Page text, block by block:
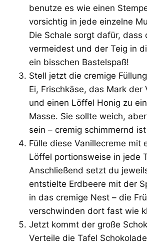
benutze es wie einen
vorsichtig in jede einzelne
Die Schale sorgt dafür, dass
vermeidest und der Teig in
ein bisschen Bastelspaß!
Stell jetzt die cremige
Ei, Frischkäse, das Mark der
und einen Löffel Honig zu
Masse. Sie sollte weich,
sein – cremig schimmernd
Fülle diese Vanillecreme mit
Löffel portionsweise in jede
Anschließend setzt du
entstielte Erdbeere mit der
in das cremige Nest – die
verschwinden dort fast wie
Jetzt kommt der große
Verteile die Tafel